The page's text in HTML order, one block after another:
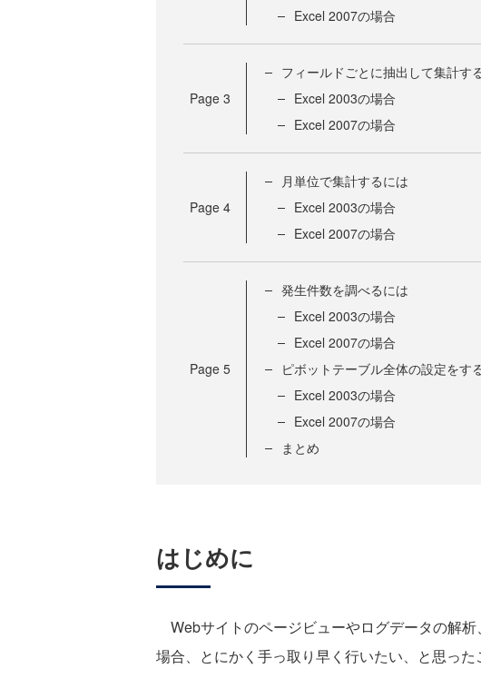
Excel 2007の場合
Page 3
フィールドごとに抽出して集計す
Excel 2003の場合
Excel 2007の場合
Page 4
月単位で集計するには
Excel 2003の場合
Excel 2007の場合
Page 5
発生件数を調べるには
Excel 2003の場合
Excel 2007の場合
ピボットテーブル全体の設定をす
Excel 2003の場合
Excel 2007の場合
まとめ
はじめに
Webサイトのページビューやログデータの解
場合、とにかく手っ取り早く行いたい、と思った